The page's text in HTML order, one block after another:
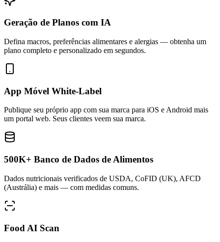
Geração de Planos com IA
Defina macros, preferências alimentares e alergias — obtenha um
plano completo e personalizado em segundos.
App Móvel White-Label
Publique seu próprio app com sua marca para iOS e Android mais
um portal web. Seus clientes veem sua marca.
500K+ Banco de Dados de Alimentos
Dados nutricionais verificados de USDA, CoFID (UK), AFCD
(Austrália) e mais — com medidas comuns.
Food AI Scan